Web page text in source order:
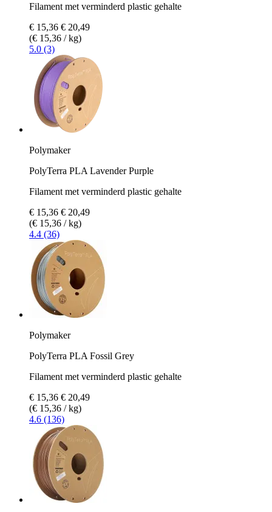
Filament met verminderd plastic gehalte
€ 15,36 € 20,49
(€ 15,36 / kg)
5.0 (3)
Polymaker
PolyTerra PLA Lavender Purple
Filament met verminderd plastic gehalte
€ 15,36 € 20,49
(€ 15,36 / kg)
4.4 (36)
Polymaker
PolyTerra PLA Fossil Grey
Filament met verminderd plastic gehalte
€ 15,36 € 20,49
(€ 15,36 / kg)
4.6 (136)